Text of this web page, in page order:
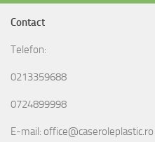
Contact
Telefon:
0213359688
0724899998
E-mail: office@caseroleplastic.ro